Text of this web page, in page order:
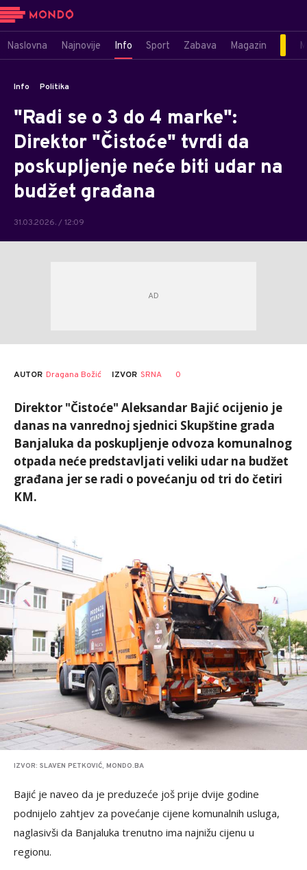
Naslovna Najnovije Info Sport Zabava Magazin
Info Politika
"Radi se o 3 do 4 marke":
Direktor "Čistoće" tvrdi da
poskupljenje neće biti udar na
budžet građana
31.03.2026. / 12:09
AUTOR Dragana Božić IZVOR SRNA 0
Direktor "Čistoće" Aleksandar Bajić ocijenio je
danas na vanrednoj sjednici Skupštine grada
Banjaluka da poskupljenje odvoza komunalnog
otpada neće predstavljati veliki udar na budžet
građana jer se radi o povećanju od tri do četiri
KM.
IZVOR: SLAVEN PETKOVIĆ, MONDO.BA
Bajić je naveo da je preduzeće još prije dvije godine
podnijelo zahtjev za povećanje cijene komunalnih usluga,
naglasivši da Banjaluka trenutno ima najnižu cijenu u
regionu.